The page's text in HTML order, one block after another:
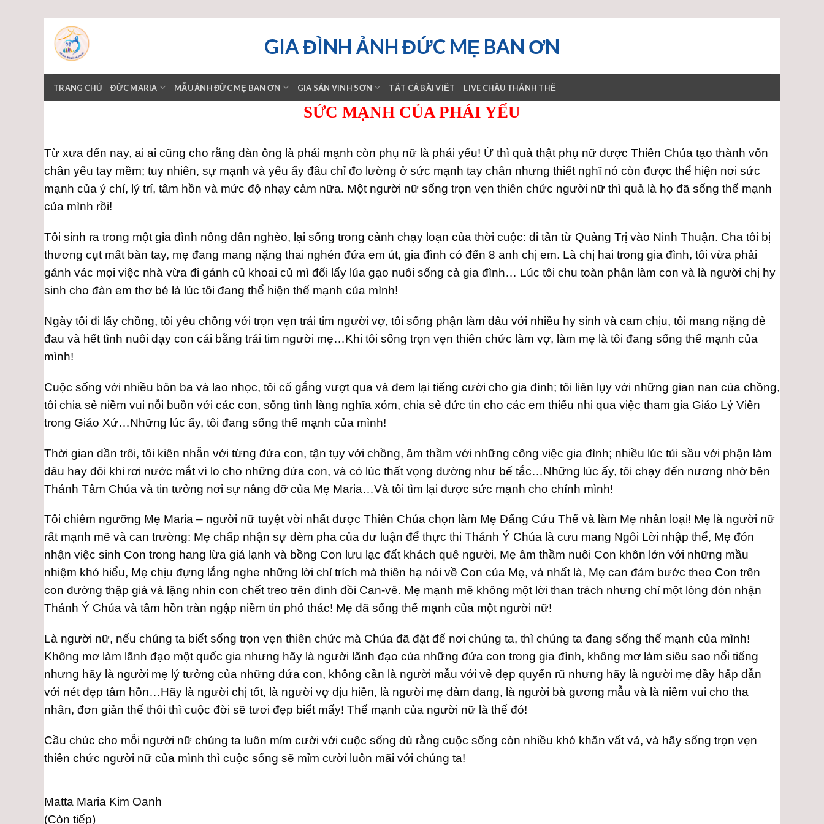
content
GIA ĐÌNH ẢNH ĐỨC MẸ BAN ƠN
TRANG CHỦ ĐỨC MARIA MẪU ẢNH ĐỨC MẸ BAN ƠN GIA SẢN VINH SƠN TẤT CẢ BÀI VIẾT LIVE CHẦU THÁNH THỂ
SỨC MẠNH CỦA PHÁI YẾU
Từ xưa đến nay, ai ai cũng cho rằng đàn ông là phái mạnh còn phụ nữ là phái yếu! Ừ thì quả thật phụ nữ được Thiên Chúa tạo thành vốn
chân yếu tay mềm; tuy nhiên, sự mạnh và yếu ấy đâu chỉ đo lường ở sức mạnh tay chân nhưng thiết nghĩ nó còn được thể hiện nơi sức
mạnh của ý chí, lý trí, tâm hồn và mức độ nhạy cảm nữa. Một người nữ sống trọn vẹn thiên chức người nữ thì quả là họ đã sống thế mạnh
của mình rồi!
Tôi sinh ra trong một gia đình nông dân nghèo, lại sống trong cảnh chạy loạn của thời cuộc: di tản từ Quảng Trị vào Ninh Thuận. Cha tôi bị
thương cụt mất bàn tay, mẹ đang mang nặng thai nghén đứa em út, gia đình có đến 8 anh chị em. Là chị hai trong gia đình, tôi vừa phải
gánh vác mọi việc nhà vừa đi gánh củ khoai củ mì đổi lấy lúa gạo nuôi sống cả gia đình… Lúc tôi chu toàn phận làm con và là người chị hy
sinh cho đàn em thơ bé là lúc tôi đang thể hiện thế mạnh của mình!
Ngày tôi đi lấy chồng, tôi yêu chồng với trọn vẹn trái tim người vợ, tôi sống phận làm dâu với nhiều hy sinh và cam chịu, tôi mang nặng đẻ
đau và hết tình nuôi dạy con cái bằng trái tim người mẹ…Khi tôi sống trọn vẹn thiên chức làm vợ, làm mẹ là tôi đang sống thế mạnh của
mình!
Cuộc sống với nhiều bôn ba và lao nhọc, tôi cố gắng vượt qua và đem lại tiếng cười cho gia đình; tôi liên lụy với những gian nan của chồng,
tôi chia sẻ niềm vui nỗi buồn với các con, sống tình làng nghĩa xóm, chia sẻ đức tin cho các em thiếu nhi qua việc tham gia Giáo Lý Viên
trong Giáo Xứ…Những lúc ấy, tôi đang sống thế mạnh của mình!
Thời gian dần trôi, tôi kiên nhẫn với từng đứa con, tận tụy với chồng, âm thầm với những công việc gia đình; nhiều lúc tủi sầu với phận làm
dâu hay đôi khi rơi nước mắt vì lo cho những đứa con, và có lúc thất vọng dường như bế tắc…Những lúc ấy, tôi chạy đến nương nhờ bên
Thánh Tâm Chúa và tin tưởng nơi sự nâng đỡ của Mẹ Maria…Và tôi tìm lại được sức mạnh cho chính mình!
Tôi chiêm ngưỡng Mẹ Maria – người nữ tuyệt vời nhất được Thiên Chúa chọn làm Mẹ Đấng Cứu Thế và làm Mẹ nhân loại! Mẹ là người nữ
rất mạnh mẽ và can trường: Mẹ chấp nhận sự dèm pha của dư luận để thực thi Thánh Ý Chúa là cưu mang Ngôi Lời nhập thể, Mẹ đón
nhận việc sinh Con trong hang lừa giá lạnh và bồng Con lưu lạc đất khách quê người, Mẹ âm thầm nuôi Con khôn lớn với những mầu
nhiệm khó hiểu, Mẹ chịu đựng lắng nghe những lời chỉ trích mà thiên hạ nói về Con của Mẹ, và nhất là, Mẹ can đảm bước theo Con trên
con đường thập giá và lặng nhìn con chết treo trên đình đồi Can-vê. Mẹ mạnh mẽ không một lời than trách nhưng chỉ một lòng đón nhận
Thánh Ý Chúa và tâm hồn tràn ngập niềm tin phó thác! Mẹ đã sống thế mạnh của một người nữ!
Là người nữ, nếu chúng ta biết sống trọn vẹn thiên chức mà Chúa đã đặt để nơi chúng ta, thì chúng ta đang sống thế mạnh của mình!
Không mơ làm lãnh đạo một quốc gia nhưng hãy là người lãnh đạo của những đứa con trong gia đình, không mơ làm siêu sao nổi tiếng
nhưng hãy là người mẹ lý tưởng của những đứa con, không cần là người mẫu với vẻ đẹp quyến rũ nhưng hãy là người mẹ đầy hấp dẫn
với nét đẹp tâm hồn…Hãy là người chị tốt, là người vợ dịu hiền, là người mẹ đảm đang, là người bà gương mẫu và là niềm vui cho tha
nhân, đơn giản thế thôi thì cuộc đời sẽ tươi đẹp biết mấy! Thế mạnh của người nữ là thế đó!
Cầu chúc cho mỗi người nữ chúng ta luôn mỉm cười với cuộc sống dù rằng cuộc sống còn nhiều khó khăn vất vả, và hãy sống trọn vẹn
thiên chức người nữ của mình thì cuộc sống sẽ mỉm cười luôn mãi với chúng ta!
Matta Maria Kim Oanh
(Còn tiếp)